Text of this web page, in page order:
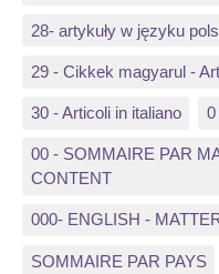
28- artykuły w języku
29 - Cikkek magyarul -
30 - Articoli in italiano 0
00 - SOMMAIRE PAR
CONTENT
000- ENGLISH -
SOMMAIRE PAR PAYS